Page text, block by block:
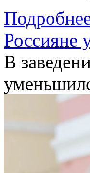
Россияне
В